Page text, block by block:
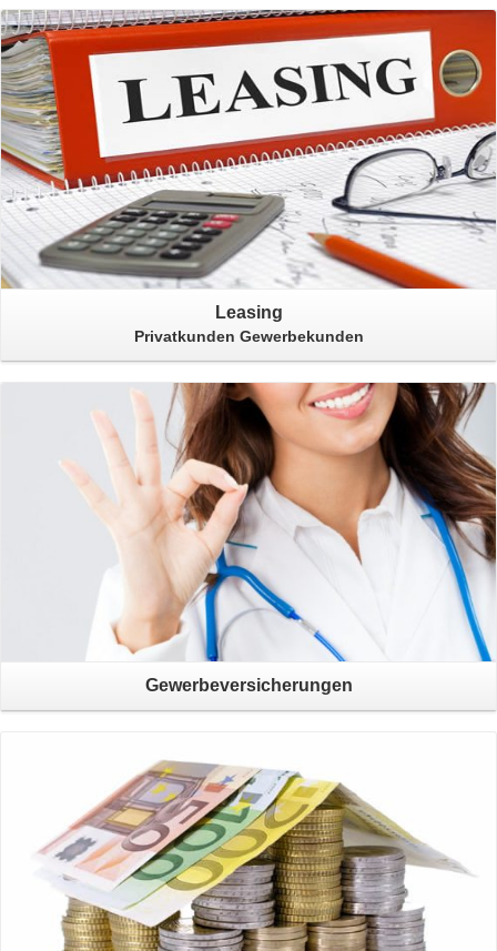
Leasing
Privatkunden Gewerbekunden
Gewerbeversicherungen